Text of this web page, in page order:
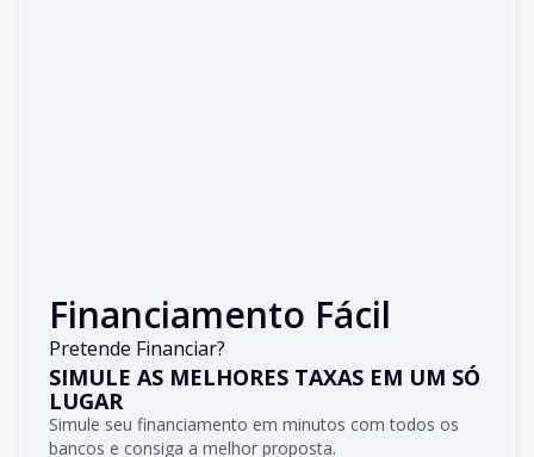
Financiamento Fácil
Pretende Financiar?
SIMULE AS MELHORES TAXAS EM UM SÓ
LUGAR
Simule seu financiamento em minutos com todos os
bancos e consiga a melhor proposta.